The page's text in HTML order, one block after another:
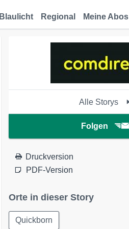
Blaulicht Regional Meine Abos
Alle Storys
Folgen
Druckversion
PDF-Version
Orte in dieser Story
Quickborn